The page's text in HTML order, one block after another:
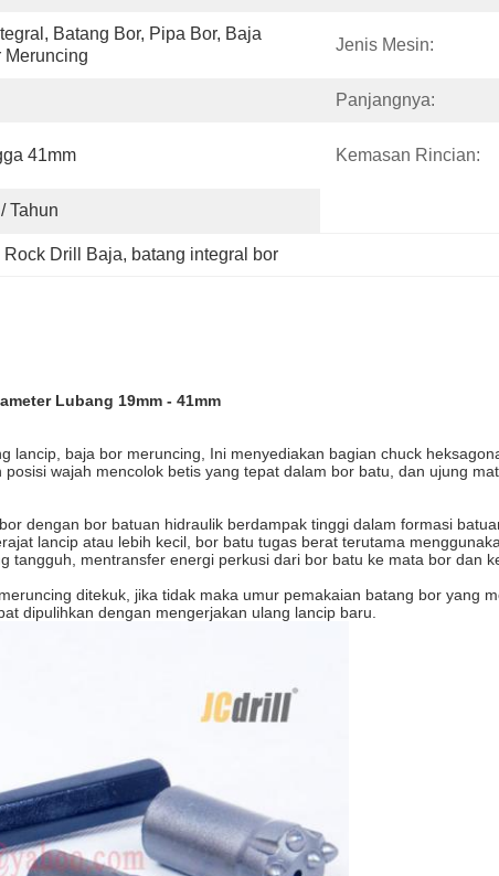
Batang Bor, Pipa Bor, Baja
Meruncing
Jenis Mesin:
Panjangnya:
41mm Kemasan Rincian:
Tahun
Rock Drill Baja, batang integral bor
Lubang 19mm - 41mm
lancip, baja bor meruncing, Ini menyediakan bagian chuck
wajah mencolok betis yang tepat dalam bor batu, dan ujung
dengan bor batuan hidraulik berdampak tinggi dalam formasi
lancip atau lebih kecil, bor batu tugas berat terutama
tangguh, mentransfer energi perkusi dari bor batu ke mata bor dan
ditekuk, jika tidak maka umur pemakaian batang bor yang
dipulihkan dengan mengerjakan ulang lancip baru.